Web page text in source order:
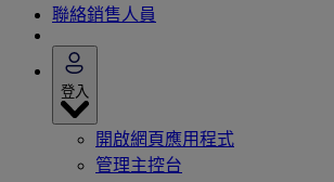
聯絡銷售人員
登入
開啟網頁應用程式
管理主控台